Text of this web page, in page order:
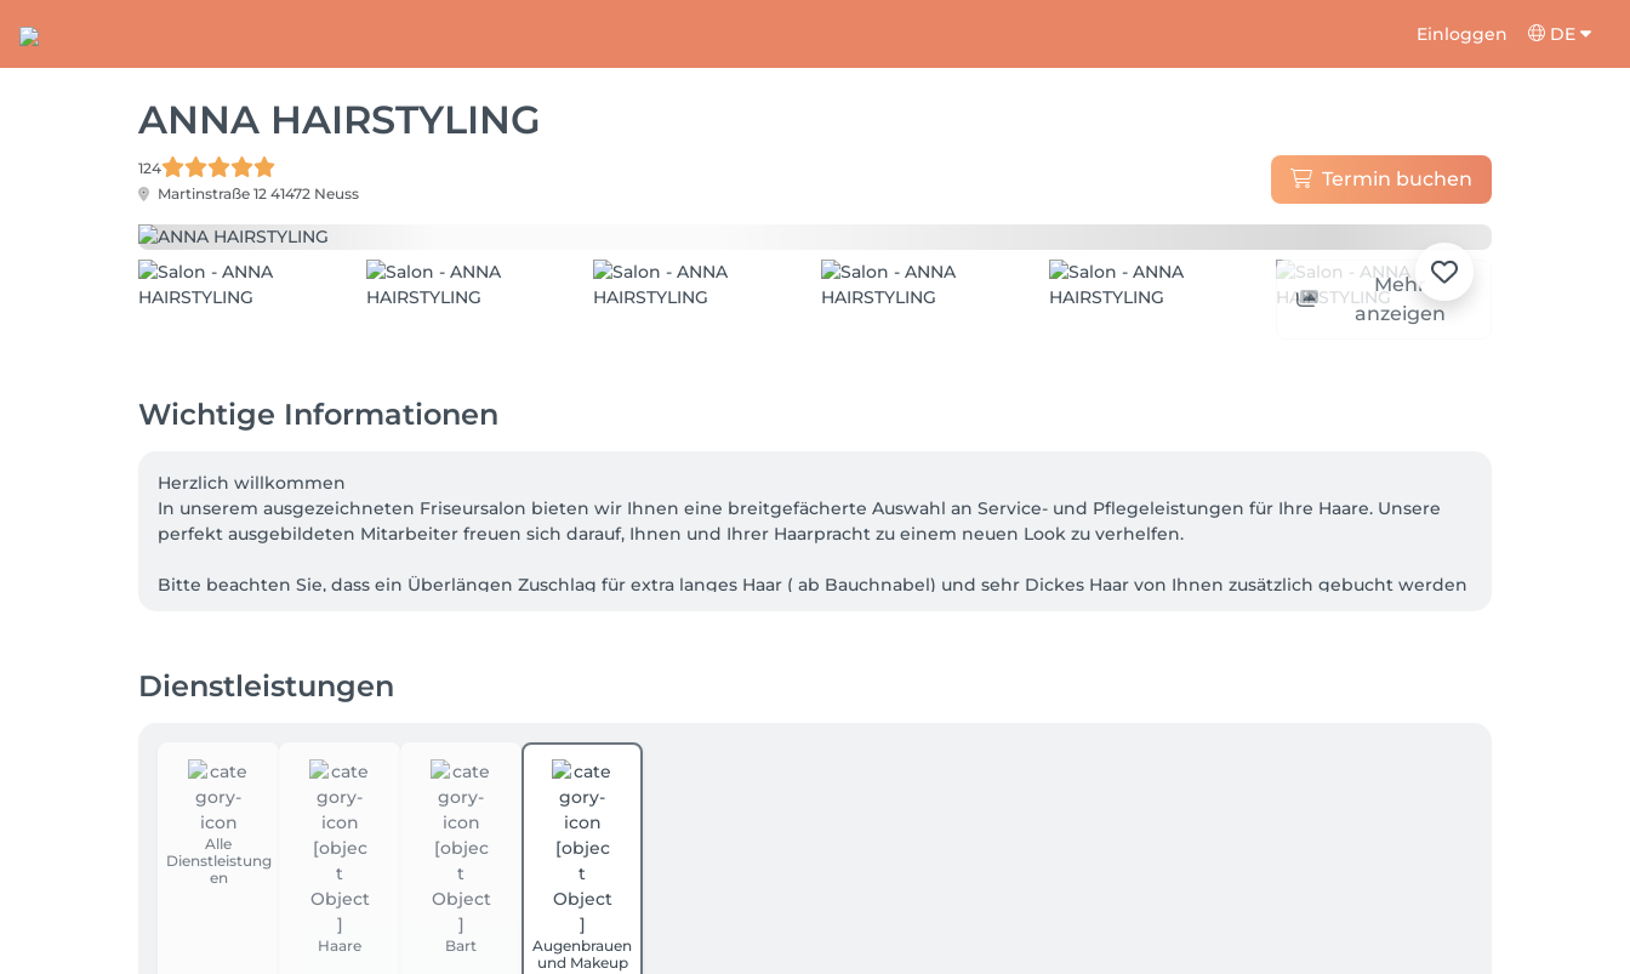
Einloggen DE
ANNA HAIRSTYLING
124
Martinstraße 12 41472 Neuss
Termin buchen
Mehr
anzeigen
Wichtige Informationen
Herzlich willkommen
In unserem ausgezeichneten Friseursalon bieten wir Ihnen eine breitgefächerte Auswahl an Service- und Pflegeleistungen für Ihre Haare. Unsere
perfekt ausgebildeten Mitarbeiter freuen sich darauf, Ihnen und Ihrer Haarpracht zu einem neuen Look zu verhelfen.
Bitte beachten Sie, dass ein Überlängen Zuschlag für extra langes Haar ( ab Bauchnabel) und sehr Dickes Haar von Ihnen zusätzlich gebucht werden
Das Leben kann manchmal turbulent sein, dass wissen wir genau. Da wir aber jedem Kunden den gleichen Service anbieten wollen und jedem
Da auch unsere Zeit wertvoll ist, behalten wir uns vor, bei nicht erscheinen oder zu später Stornierung / späterem verschieben, den Betrag in voller
Höhe zu berechnen.
Wir danken für Ihr Verständnis.
Wir akzeptieren nur Bar oder EC. Keine Visa, Master etc.
Dienstleistungen
Alle
Dienstleistung
en
Haare Bart
Augenbrauen
und Makeup